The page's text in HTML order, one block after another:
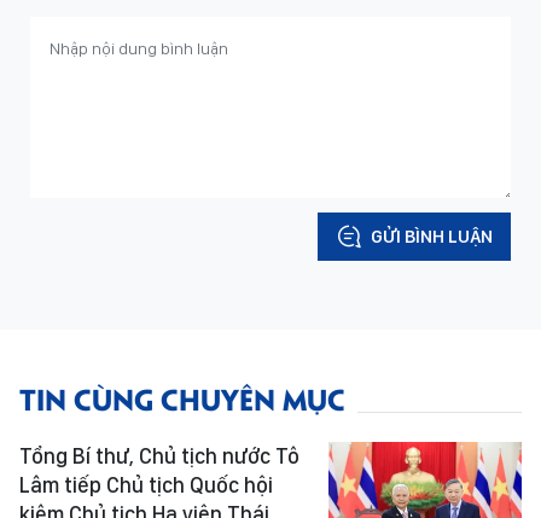
GỬI BÌNH LUẬN
TIN CÙNG CHUYÊN MỤC
Tổng Bí thư, Chủ tịch nước Tô
Lâm tiếp Chủ tịch Quốc hội